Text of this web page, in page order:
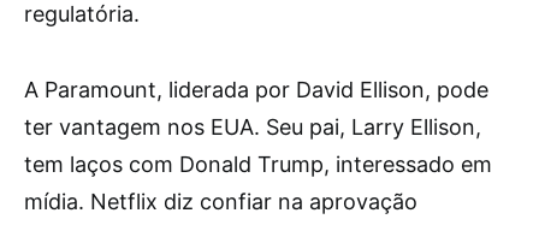
regulatória.
A Paramount, liderada por David Ellison, pode
ter vantagem nos EUA. Seu pai, Larry Ellison,
tem laços com Donald Trump, interessado em
mídia. Netflix diz confiar na aprovação